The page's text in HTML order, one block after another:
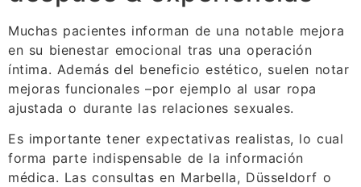
Muchas pacientes informan de una notable mejora
en su bienestar emocional tras una operación
íntima. Además del beneficio estético, suelen notar
mejoras funcionales –por ejemplo al usar ropa
ajustada o durante las relaciones sexuales.
Es importante tener expectativas realistas, lo cual
forma parte indispensable de la información
médica. Las consultas en Marbella, Düsseldorf o